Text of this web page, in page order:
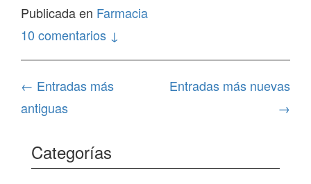
presentación
Publicada en Farmacia
10 comentarios ↓
Navegación
de
entradas
← Entradas más
antiguas
Entradas más nuevas
→
Categorías